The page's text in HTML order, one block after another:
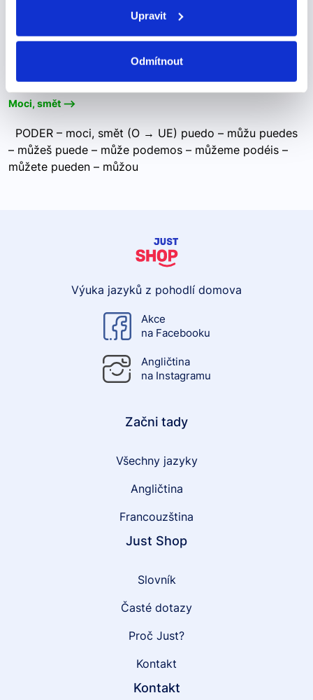
Upravit
Odmítnout
"poder"
"poder"
Moci, smět -->
PODER – moci, smět (O → UE) puedo – můžu puedes
– můžeš puede – může podemos – můžeme podéis –
můžete pueden – můžou
Výuka jazyků z pohodlí domova
Akce
na Facebooku
Angličtina
na Instagramu
Začni tady
Všechny jazyky
Angličtina
Francouzština
Just Shop
Slovník
Časté dotazy
Proč Just?
Kontakt
Kontakt